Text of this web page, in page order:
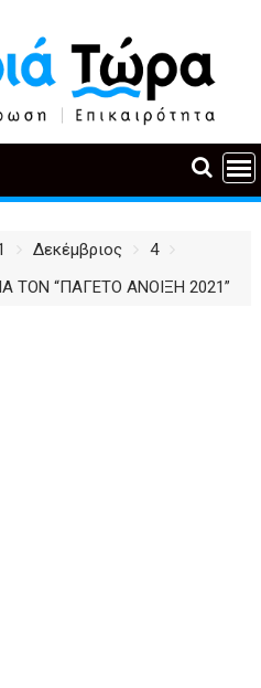
Δεκέμβριος
4
ΤΟΝ “ΠΑΓΕΤΟ ΑΝΟΙΞΗ 2021”